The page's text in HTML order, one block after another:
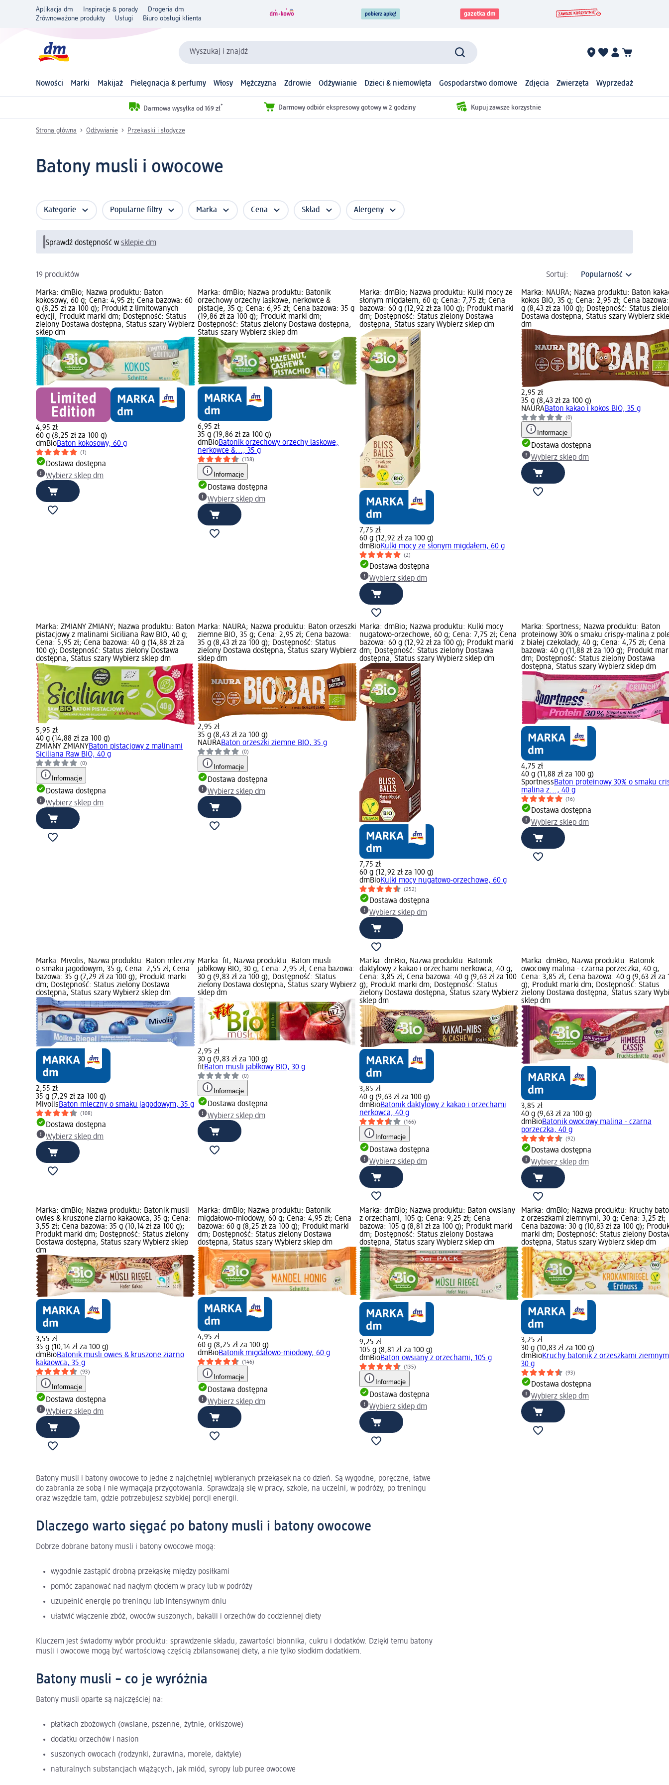
Aplikacja dm Inspiracje & porady
Drogeria dm
Zrównoważone produkty
Usługi Biuro obsługi klienta
Wyszukaj i znajdź
Nowości Marki Makijaż Pielęgnacja & perfumy Włosy Mężczyzna Zdrowie Odżywianie Dzieci & niemowlęta Gospodarstwo domowe Zdjęcia Zwierzęta Wyprzedaż
Darmowa wysyłka od 169 zł* Darmowy odbiór ekspresowy gotowy w 2 godziny Kupuj zawsze korzystnie
Strona główna Odżywianie Przekąski i słodycze
Batony musli i owocowe
Kategorie Popularne filtry Marka Cena Skład Alergeny
Sprawdź dostępność w sklepie dm
19 produktów Sortuj:
Marka: dmBio; Nazwa produktu: Baton
kokosowy, 60 g; Cena: 4,95 zł; Cena bazowa: 60
g (8,25 zł za 100 g); Produkt z limitowanych
edycji, Produkt marki dm; Dostępność: Status
zielony Dostawa dostępna, Status szary Wybierz
sklep dm
4,95 zł
60 g (8,25 zł za 100 g)
dmBioBaton kokosowy, 60 g
(1)
Dostawa dostępna
Wybierz sklep dm
Marka: dmBio; Nazwa produktu: Batonik
orzechowy orzechy laskowe, nerkowce &
pistacje, 35 g; Cena: 6,95 zł; Cena bazowa: 35 g
(19,86 zł za 100 g); Produkt marki dm;
Dostępność: Status zielony Dostawa dostępna,
Status szary Wybierz sklep dm
6,95 zł
35 g (19,86 zł za 100 g)
dmBioBatonik orzechowy orzechy laskowe,
nerkowce &..., 35 g
(138)
Informacje
Dostawa dostępna
Wybierz sklep dm
Marka: dmBio; Nazwa produktu: Kulki mocy ze
słonym migdałem, 60 g; Cena: 7,75 zł; Cena
bazowa: 60 g (12,92 zł za 100 g); Produkt marki
dm; Dostępność: Status zielony Dostawa
dostępna, Status szary Wybierz sklep dm
7,75 zł
60 g (12,92 zł za 100 g)
dmBioKulki mocy ze słonym migdałem, 60 g
(2)
Dostawa dostępna
Wybierz sklep dm
Marka: NAURA; Nazwa produktu: Baton
kokos BIO, 35 g; Cena: 2,95 zł; Cena
g (8,43 zł za 100 g); Dostępność: Status
Dostawa dostępna, Status szary Wybierz
dm
2,95 zł
35 g (8,43 zł za 100 g)
NAURABaton kakao i kokos BIO, 35 g
(0)
Informacje
Dostawa dostępna
Wybierz sklep dm
Marka: ZMIANY ZMIANY; Nazwa produktu: Baton
pistacjowy z malinami Siciliana Raw BIO, 40 g;
Cena: 5,95 zł; Cena bazowa: 40 g (14,88 zł za
100 g); Dostępność: Status zielony Dostawa
dostępna, Status szary Wybierz sklep dm
5,95 zł
40 g (14,88 zł za 100 g)
ZMIANY ZMIANYBaton pistacjowy z malinami
Siciliana Raw BIO, 40 g
(0)
Informacje
Dostawa dostępna
Wybierz sklep dm
Marka: NAURA; Nazwa produktu: Baton orzeszki
ziemne BIO, 35 g; Cena: 2,95 zł; Cena bazowa:
35 g (8,43 zł za 100 g); Dostępność: Status
zielony Dostawa dostępna, Status szary Wybierz
sklep dm
2,95 zł
35 g (8,43 zł za 100 g)
NAURABaton orzeszki ziemne BIO, 35 g
(0)
Informacje
Dostawa dostępna
Wybierz sklep dm
Marka: dmBio; Nazwa produktu: Kulki mocy
nugatowo-orzechowe, 60 g; Cena: 7,75 zł; Cena
bazowa: 60 g (12,92 zł za 100 g); Produkt marki
dm; Dostępność: Status zielony Dostawa
dostępna, Status szary Wybierz sklep dm
7,75 zł
60 g (12,92 zł za 100 g)
dmBioKulki mocy nugatowo-orzechowe, 60 g
(252)
Dostawa dostępna
Wybierz sklep dm
Marka: Sportness; Nazwa produktu: Baton
proteinowy 30% o smaku crispy-malina z
z białej czekolady, 40 g; Cena: 4,75 zł; Cena
bazowa: 40 g (11,88 zł za 100 g); Produkt
dm; Dostępność: Status zielony Dostawa
dostępna, Status szary Wybierz sklep dm
4,75 zł
40 g (11,88 zł za 100 g)
SportnessBaton proteinowy 30% o smaku
malina z..., 40 g
(16)
Dostawa dostępna
Wybierz sklep dm
Marka: Mivolis; Nazwa produktu: Baton mleczny
o smaku jagodowym, 35 g; Cena: 2,55 zł; Cena
bazowa: 35 g (7,29 zł za 100 g); Produkt marki
dm; Dostępność: Status zielony Dostawa
dostępna, Status szary Wybierz sklep dm
2,55 zł
35 g (7,29 zł za 100 g)
MivolisBaton mleczny o smaku jagodowym, 35 g
(108)
Dostawa dostępna
Wybierz sklep dm
Marka: fit; Nazwa produktu: Baton musli
jabłkowy BIO, 30 g; Cena: 2,95 zł; Cena bazowa:
30 g (9,83 zł za 100 g); Dostępność: Status
zielony Dostawa dostępna, Status szary Wybierz
sklep dm
2,95 zł
30 g (9,83 zł za 100 g)
fitBaton musli jabłkowy BIO, 30 g
(0)
Informacje
Dostawa dostępna
Wybierz sklep dm
Marka: dmBio; Nazwa produktu: Batonik
daktylowy z kakao i orzechami nerkowca, 40 g;
Cena: 3,85 zł; Cena bazowa: 40 g (9,63 zł za 100
g); Produkt marki dm; Dostępność: Status
zielony Dostawa dostępna, Status szary Wybierz
sklep dm
3,85 zł
40 g (9,63 zł za 100 g)
dmBioBatonik daktylowy z kakao i orzechami
nerkowca, 40 g
(166)
Informacje
Dostawa dostępna
Wybierz sklep dm
Marka: dmBio; Nazwa produktu: Batonik
owocowy malina - czarna porzeczka, 40 g;
Cena: 3,85 zł; Cena bazowa: 40 g (9,63 zł za
g); Produkt marki dm; Dostępność: Status
zielony Dostawa dostępna, Status szary
sklep dm
3,85 zł
40 g (9,63 zł za 100 g)
dmBioBatonik owocowy malina - czarna
porzeczka, 40 g
(92)
Dostawa dostępna
Wybierz sklep dm
Marka: dmBio; Nazwa produktu: Batonik musli
owies & kruszone ziarno kakaowca, 35 g; Cena:
3,55 zł; Cena bazowa: 35 g (10,14 zł za 100 g);
Produkt marki dm; Dostępność: Status zielony
Dostawa dostępna, Status szary Wybierz sklep
dm
3,55 zł
35 g (10,14 zł za 100 g)
dmBioBatonik musli owies & kruszone ziarno
kakaowca, 35 g
(93)
Informacje
Dostawa dostępna
Wybierz sklep dm
Marka: dmBio; Nazwa produktu: Batonik
migdałowo-miodowy, 60 g; Cena: 4,95 zł; Cena
bazowa: 60 g (8,25 zł za 100 g); Produkt marki
dm; Dostępność: Status zielony Dostawa
dostępna, Status szary Wybierz sklep dm
4,95 zł
60 g (8,25 zł za 100 g)
dmBioBatonik migdałowo-miodowy, 60 g
(146)
Informacje
Dostawa dostępna
Wybierz sklep dm
Marka: dmBio; Nazwa produktu: Baton owsiany
z orzechami, 105 g; Cena: 9,25 zł; Cena
bazowa: 105 g (8,81 zł za 100 g); Produkt marki
dm; Dostępność: Status zielony Dostawa
dostępna, Status szary Wybierz sklep dm
9,25 zł
105 g (8,81 zł za 100 g)
dmBioBaton owsiany z orzechami, 105 g
(135)
Informacje
Dostawa dostępna
Wybierz sklep dm
Marka: dmBio; Nazwa produktu: Kruchy
z orzeszkami ziemnymi, 30 g; Cena: 3,25 zł;
Cena bazowa: 30 g (10,83 zł za 100 g);
marki dm; Dostępność: Status zielony
dostępna, Status szary Wybierz sklep dm
3,25 zł
30 g (10,83 zł za 100 g)
dmBioKruchy batonik z orzeszkami
30 g
(93)
Dostawa dostępna
Wybierz sklep dm
Batony musli i batony owocowe to jedne z najchętniej wybieranych przekąsek na co dzień. Są wygodne, poręczne, łatwe
do zabrania ze sobą i nie wymagają przygotowania. Sprawdzają się w pracy, szkole, na uczelni, w podróży, po treningu
oraz wszędzie tam, gdzie potrzebujesz szybkiej porcji energii.
Dlaczego warto sięgać po batony musli i batony owocowe
Dobrze dobrane batony musli i batony owocowe mogą:
wygodnie zastąpić drobną przekąskę między posiłkami
pomóc zapanować nad nagłym głodem w pracy lub w podróży
uzupełnić energię po treningu lub intensywnym dniu
ułatwić włączenie zbóż, owoców suszonych, bakalii i orzechów do codziennej diety
Kluczem jest świadomy wybór produktu: sprawdzenie składu, zawartości błonnika, cukru i dodatków. Dzięki temu batony
musli i owocowe mogą być wartościową częścią zbilansowanej diety, a nie tylko słodkim dodatkiem.
Batony musli – co je wyróżnia
Batony musli oparte są najczęściej na:
płatkach zbożowych (owsiane, pszenne, żytnie, orkiszowe)
dodatku orzechów i nasion
suszonych owocach (rodzynki, żurawina, morele, daktyle)
naturalnych substancjach wiążących, jak miód, syropy lub puree owocowe